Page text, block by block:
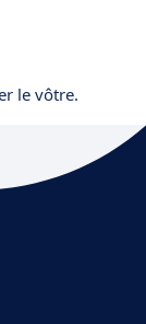
le vôtre.